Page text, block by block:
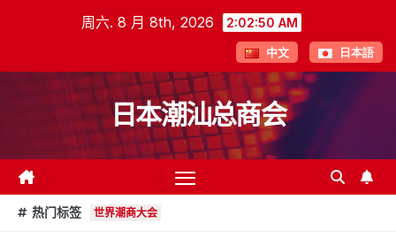
周六. 8 月 8th, 2026 2:02:51 AM
中文 日本語
日本潮汕总商会
热门标签 世界潮商大会